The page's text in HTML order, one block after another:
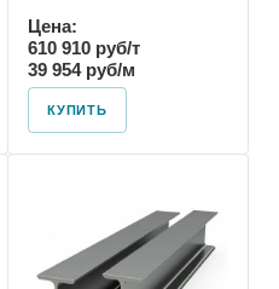
Цена:
610 910 руб/т
39 954 руб/м
КУПИТЬ